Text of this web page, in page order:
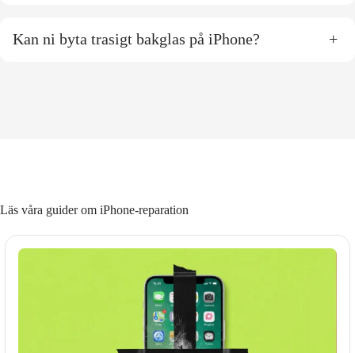
Kan ni byta trasigt bakglas på iPhone? +
Läs våra guider om iPhone-reparation